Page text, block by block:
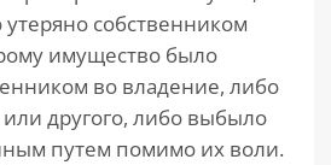
собственником
имущество было
во владение, либо
другого, либо выбыло
путем помимо их воли.